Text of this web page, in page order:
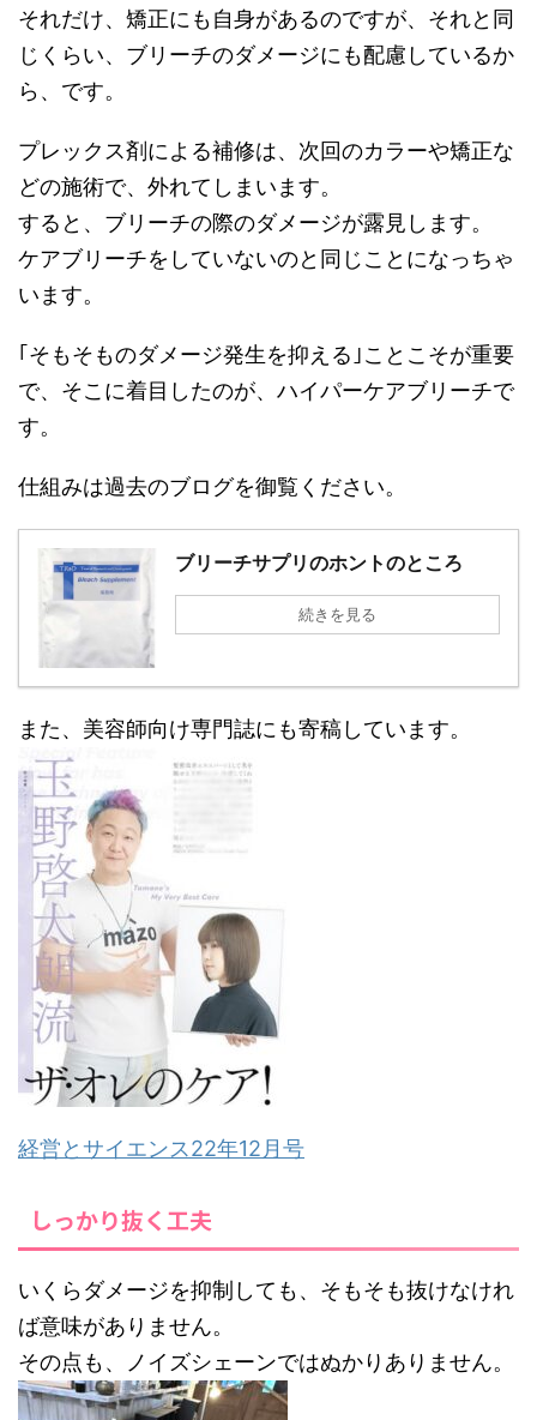
それだけ、矯正にも自身があるのですが、それと同
じくらい、ブリーチのダメージにも配慮しているか
ら、です。
プレックス剤による補修は、次回のカラーや矯正な
どの施術で、外れてしまいます。
すると、ブリーチの際のダメージが露見します。
ケアブリーチをしていないのと同じことになっちゃ
います。
｢そもそものダメージ発生を抑える｣ことこそが重要
で、そこに着目したのが、ハイパーケアブリーチで
す。
仕組みは過去のブログを御覧ください。
ブリーチサプリのホントのところ
続きを見る
また、美容師向け専門誌にも寄稿しています。
経営とサイエンス22年12月号
しっかり抜く工夫
いくらダメージを抑制しても、そもそも抜けなけれ
ば意味がありません。
その点も、ノイズシェーンではぬかりありません。